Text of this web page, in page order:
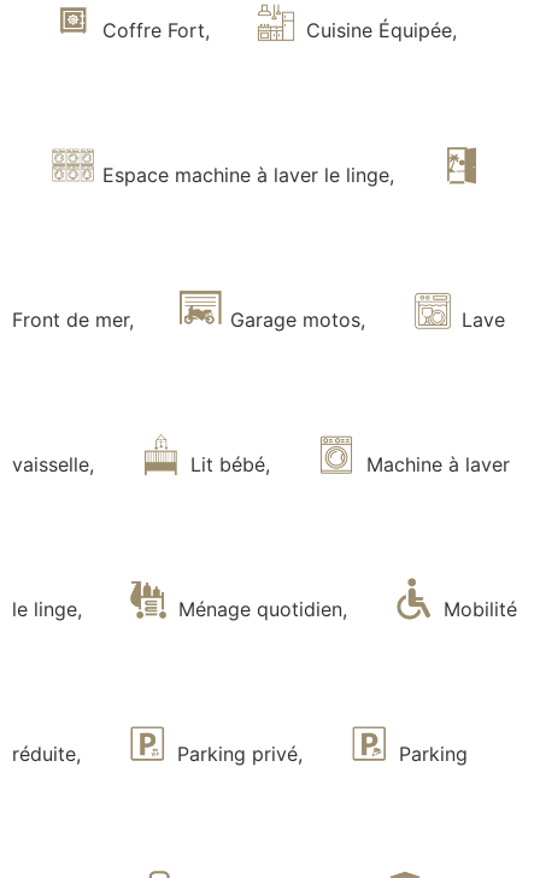
Coffre Fort, Cuisine Équipée,
Espace machine à laver le linge,
Front de mer, Garage motos, Lave
vaisselle, Lit bébé, Machine à laver
le linge, Ménage quotidien, Mobilité
réduite, Parking privé, Parking